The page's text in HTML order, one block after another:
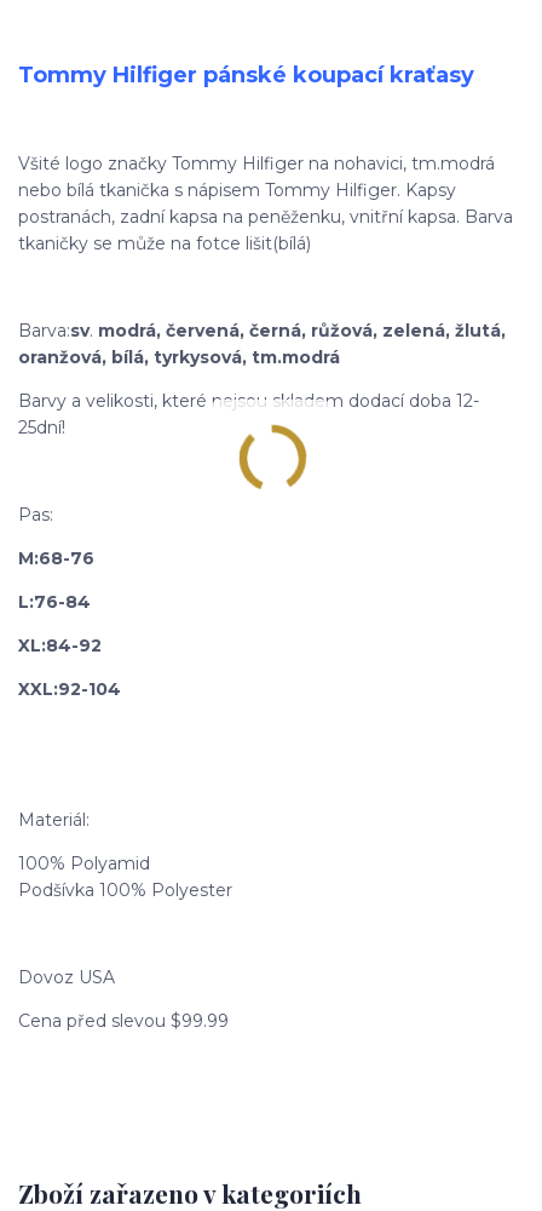
Tommy Hilfiger pánské koupací kraťasy
Všité logo značky Tommy Hilfiger na nohavici, tm.modrá
nebo bílá tkanička s nápisem Tommy Hilfiger. Kapsy
postranách, zadní kapsa na peněženku, vnitřní kapsa. Barva
tkaničky se může na fotce lišit(bílá)
Barva:sv. modrá, červená, černá, růžová, zelená, žlutá,
oranžová, bílá, tyrkysová, tm.modrá
Barvy a velikosti, které nejsou skladem dodací doba 12-
25dní!
Pas:
M:68-76
L:76-84
XL:84-92
XXL:92-104
Materiál:
100% Polyamid
Podšívka 100% Polyester
Dovoz USA
Cena před slevou $99.99
Zboží zařazeno v kategoriích